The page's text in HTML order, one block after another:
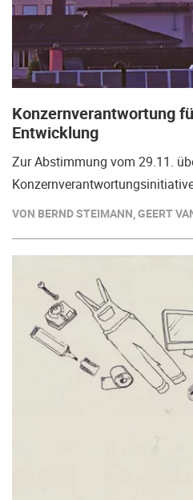
Konzernverantwortung
Entwicklung
Zur Abstimmung vom 29.11.
VON BERND STEIMANN, GEERT